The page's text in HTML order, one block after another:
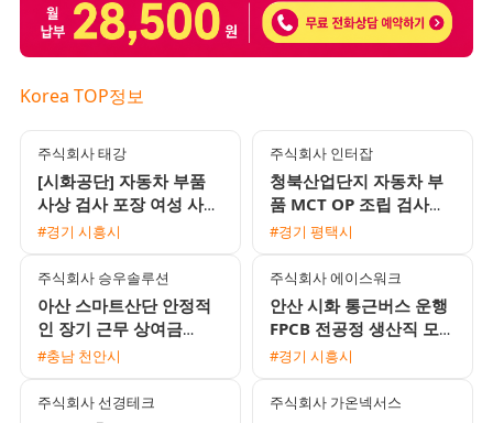
Korea TOP정보
주식회사 태강
[시화공단] 자동차 부품
사상 검사 포장 여성 사원
모집 (통근버스 운행)
#경기 시흥시
주식회사 인터잡
청북산업단지 자동차 부
품 MCT OP 조립 검사원
모집 초보가능 통근버스
#경기 평택시
주식회사 승우솔루션
아산 스마트산단 안정적
인 장기 근무 상여금
150% 월 450만원 설비
#충남 천안시
주식회사 에이스워크
안산 시화 통근버스 운행
FPCB 전공정 생산직 모집
F비자 가능 상여금 및 우
#경기 시흥시
주식회사 선경테크 주식회사 가온넥서스